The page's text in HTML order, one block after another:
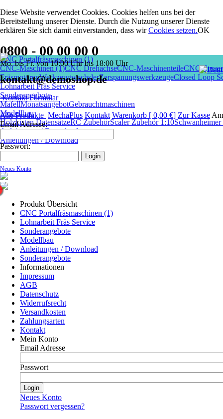
Diese Website verwendet Cookies. Cookies helfen uns bei der
Bereitstellung unserer Dienste. Durch die Nutzung unserer Dienste
erklären Sie sich damit einverstanden, dass wirCookies setzen.OK
CNC Portalfräsmaschinen (1)
CNC-Maschinen (1)CNC DrehachseCNC-MaschinenteileCNC-
FräsmotorenWerkzeugwechslerZerspanungswerkzeugeClosed Loop
Lohnarbeit Fräs Service
Sonderangebote
MafellMonatsangebotGebrauchtmaschinen
Modellbau
Holzkisten DatensätzeRC ZubehörScaler Zubehör 1:10
Anleitungen / Download
Anleitungen / Download
0800 - 00 00 00 0
Mo. bis Fr. von 10:00 Uhr bis 18:00 Uhr
kontakt@demoshop.de
Kontakt Formular
Alle Produkte MechaPlus Kontakt Warenkorb [ 0,00 €] Zur Kasse
Email Adresse:
Passwort:
Neues Konto
Produkt Übersicht
CNC Portalfräsmaschinen (1)
Lohnarbeit Fräs Service
Sonderangebote
Modellbau
Anleitungen / Download
Sonderangebote
Informationen
Impressum
AGB
Datenschutz
Widerrufsrecht
Versandkosten
Zahlungsarten
Kontakt
Mein Konto
Email Adresse
Passwort
Neues Konto
Passwort vergessen?